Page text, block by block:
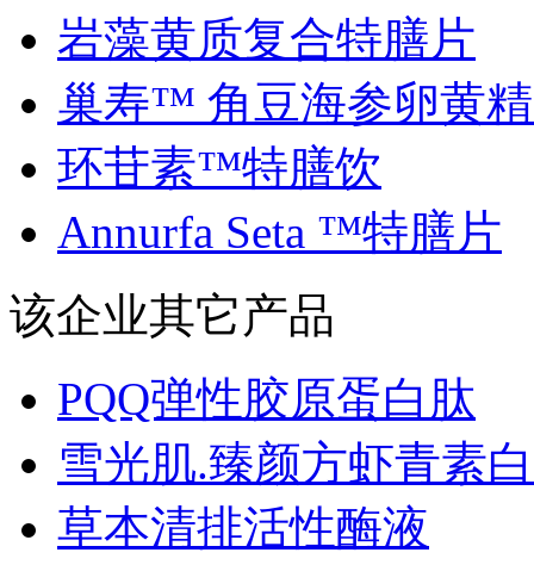
岩藻黄质复合特膳片
巢寿™ 角豆海参卵黄
环苷素™特膳饮
Annurfa Seta ™特膳片
该企业其它产品
PQQ弹性胶原蛋白肽
雪光肌.臻颜方虾青素
草本清排活性酶液